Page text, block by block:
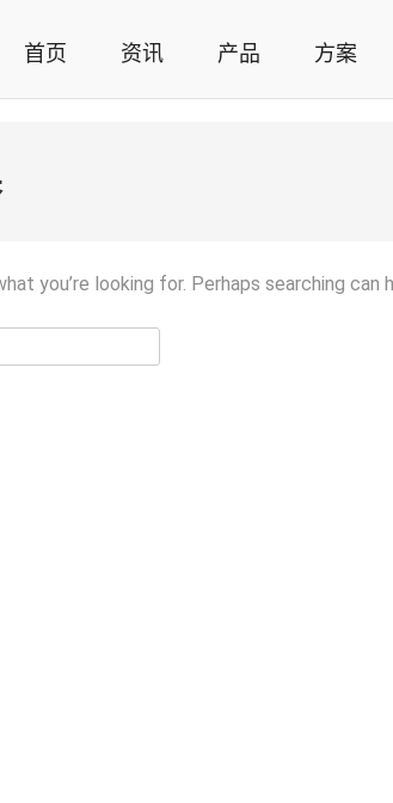
居系统，智能家居产品，智能家居解决方案，智能家
首页 资讯 产品 方案
you’re looking for. Perhaps searching can